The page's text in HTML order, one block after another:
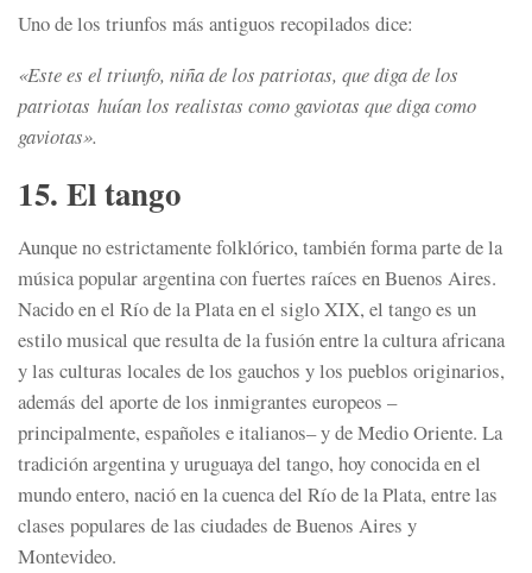
Uno de los triunfos más antiguos recopilados dice:
«Este es el triunfo, niña de los patriotas, que diga de los
patriotas huían los realistas como gaviotas que diga como
gaviotas».
15. El tango
Aunque no estrictamente folklórico, también forma parte de la
música popular argentina con fuertes raíces en Buenos Aires.
Nacido en el Río de la Plata en el siglo XIX, el tango es un
estilo musical que resulta de la fusión entre la cultura africana
y las culturas locales de los gauchos y los pueblos originarios,
además del aporte de los inmigrantes europeos –
principalmente, españoles e italianos– y de Medio Oriente. La
tradición argentina y uruguaya del tango, hoy conocida en el
mundo entero, nació en la cuenca del Río de la Plata, entre las
clases populares de las ciudades de Buenos Aires y
Montevideo.